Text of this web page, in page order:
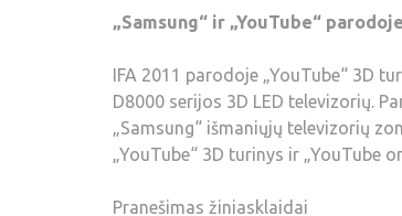
„Samsung“ ir „YouTube“
IFA 2011 parodoje „YouTube“ 3D
D8000 serijos 3D LED televizorių.
„Samsung“ išmaniųjų televizorių
„YouTube“ 3D turinys ir „YouTube
Pranešimas žiniasklaidai